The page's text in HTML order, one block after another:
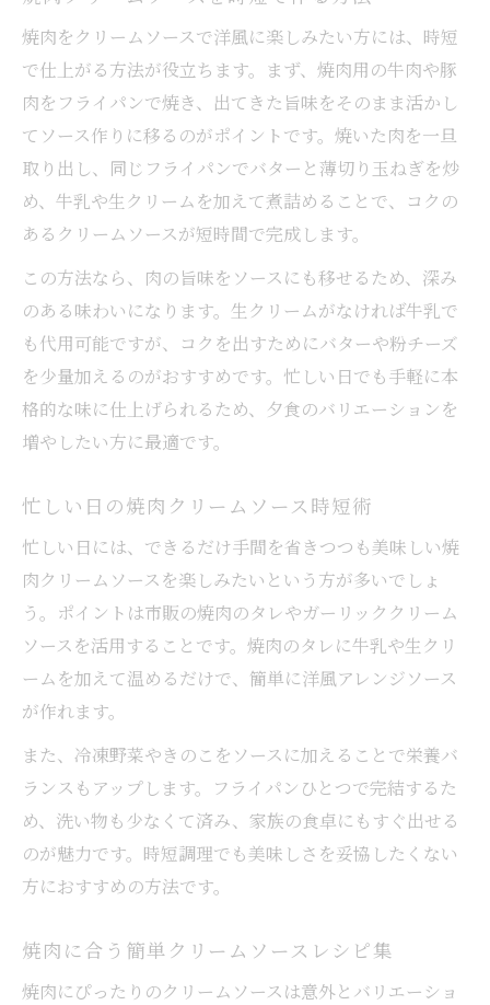
焼肉をクリームソースで洋風に楽しみたい方には、時短
で仕上がる方法が役立ちます。まず、焼肉用の牛肉や豚
肉をフライパンで焼き、出てきた旨味をそのまま活かし
てソース作りに移るのがポイントです。焼いた肉を一旦
取り出し、同じフライパンでバターと薄切り玉ねぎを炒
め、牛乳や生クリームを加えて煮詰めることで、コクの
あるクリームソースが短時間で完成します。
この方法なら、肉の旨味をソースにも移せるため、深み
のある味わいになります。生クリームがなければ牛乳で
も代用可能ですが、コクを出すためにバターや粉チーズ
を少量加えるのがおすすめです。忙しい日でも手軽に本
格的な味に仕上げられるため、夕食のバリエーションを
増やしたい方に最適です。
忙しい日の焼肉クリームソース時短術
忙しい日には、できるだけ手間を省きつつも美味しい焼
肉クリームソースを楽しみたいという方が多いでしょ
う。ポイントは市販の焼肉のタレやガーリッククリーム
ソースを活用することです。焼肉のタレに牛乳や生クリ
ームを加えて温めるだけで、簡単に洋風アレンジソース
が作れます。
また、冷凍野菜やきのこをソースに加えることで栄養バ
ランスもアップします。フライパンひとつで完結するた
め、洗い物も少なくて済み、家族の食卓にもすぐ出せる
のが魅力です。時短調理でも美味しさを妥協したくない
方におすすめの方法です。
焼肉に合う簡単クリームソースレシピ集
焼肉にぴったりのクリームソースは意外とバリエーショ